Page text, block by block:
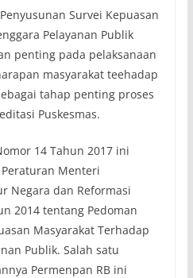
Survei Kepuasan
Pelayanan Publik
penting pada pelaksanaan
masyarakat teehadap
tahap penting proses
Puskesmas.
14 Tahun 2017 ini
Menteri
Negara dan Reformasi
2014 tentang Pedoman
Masyarakat Terhadap
Publik. Salah satu
Permenpan RB ini